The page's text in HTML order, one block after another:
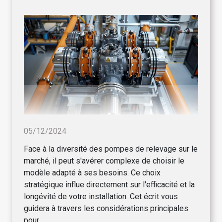
05/12/2024
Face à la diversité des pompes de relevage sur le
marché, il peut s'avérer complexe de choisir le
modèle adapté à ses besoins. Ce choix
stratégique influe directement sur l'efficacité et la
longévité de votre installation. Cet écrit vous
guidera à travers les considérations principales